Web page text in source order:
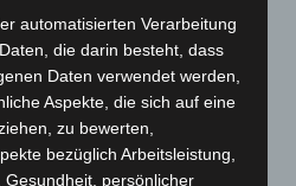
sind außerdem weder in
noch verstorben.
RKI an.
Corona-
coronavirus
automatisierten Verarbeitung
die darin besteht, dass
Daten verwendet werden,
Aspekte, die sich auf eine
zu bewerten,
bezüglich Arbeitsleistung,
persönlicher